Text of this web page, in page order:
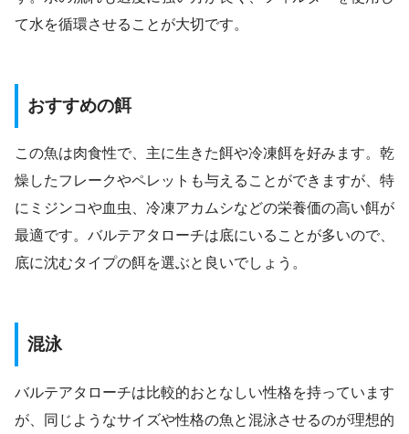
て水を循環させることが大切です。
おすすめの餌
この魚は肉食性で、主に生きた餌や冷凍餌を好みます。乾
燥したフレークやペレットも与えることができますが、特
にミジンコや血虫、冷凍アカムシなどの栄養価の高い餌が
最適です。バルテアタローチは底にいることが多いので、
底に沈むタイプの餌を選ぶと良いでしょう。
混泳
バルテアタローチは比較的おとなしい性格を持っています
が、同じようなサイズや性格の魚と混泳させるのが理想的